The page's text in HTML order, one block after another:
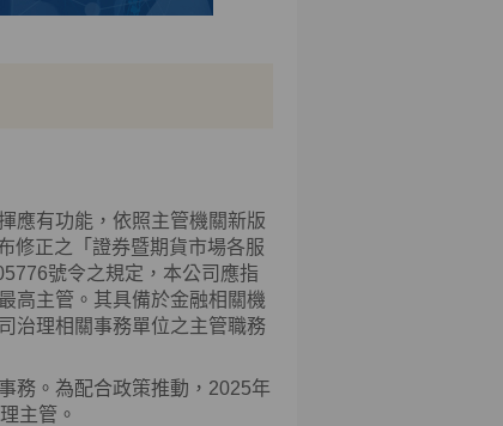
應有功能，依照主管機關新版
修正之「證券暨期貨市場各服
號令之規定，本公司應指
高主管。其具備於金融相關機
治理相關事務單位之主管職務
務。為配合政策推動， 2025年
主管。